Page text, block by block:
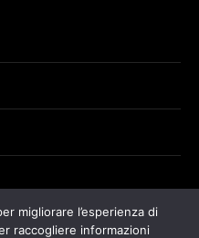
migliorare l’esperienza di
raccogliere informazioni